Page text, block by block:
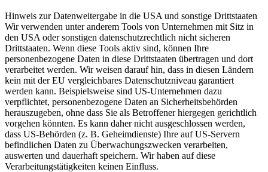
Hinweis zur Datenweitergabe in die USA und sonstige Drittstaaten
Wir verwenden unter anderem Tools von Unternehmen mit Sitz in
den USA oder sonstigen datenschutzrechtlich nicht sicheren
Drittstaaten. Wenn diese Tools aktiv sind, können Ihre
personenbezogene Daten in diese Drittstaaten übertragen und dort
verarbeitet werden. Wir weisen darauf hin, dass in diesen Ländern
kein mit der EU vergleichbares Datenschutzniveau garantiert
werden kann. Beispielsweise sind US-Unternehmen dazu
verpflichtet, personenbezogene Daten an Sicherheitsbehörden
herauszugeben, ohne dass Sie als Betroffener hiergegen gerichtlich
vorgehen könnten. Es kann daher nicht ausgeschlossen werden,
dass US-Behörden (z. B. Geheimdienste) Ihre auf US-Servern
befindlichen Daten zu Überwachungszwecken verarbeiten,
auswerten und dauerhaft speichern. Wir haben auf diese
Verarbeitungstätigkeiten keinen Einfluss.